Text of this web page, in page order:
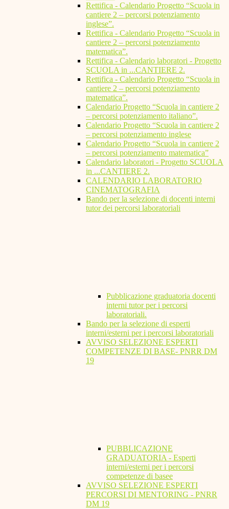
Rettifica - Calendario Progetto “Scuola in
cantiere 2 – percorsi potenziamento
inglese”.
Rettifica - Calendario Progetto “Scuola in
cantiere 2 – percorsi potenziamento
matematica”.
Rettifica - Calendario laboratori - Progetto
SCUOLA in ...CANTIERE 2.
Rettifica - Calendario Progetto “Scuola in
cantiere 2 – percorsi potenziamento
matematica”.
Calendario Progetto “Scuola in cantiere 2
– percorsi potenziamento italiano”.
Calendario Progetto “Scuola in cantiere 2
– percorsi potenziamento inglese
Calendario Progetto “Scuola in cantiere 2
– percorsi potenziamento matematica”
Calendario laboratori - Progetto SCUOLA
in ...CANTIERE 2.
CALENDARIO LABORATORIO
CINEMATOGRAFIA
Bando per la selezione di docenti interni
tutor dei percorsi laboratoriali
Pubblicazione graduatoria docenti
interni tutor per i percorsi
laboratoriali.
Bando per la selezione di esperti
interni/esterni per i percorsi laboratoriali
AVVISO SELEZIONE ESPERTI
COMPETENZE DI BASE- PNRR DM
19
PUBBLICAZIONE
GRADUATORIA - Esperti
interni/esterni per i percorsi
competenze di basee
AVVISO SELEZIONE ESPERTI
PERCORSI DI MENTORING - PNRR
DM 19